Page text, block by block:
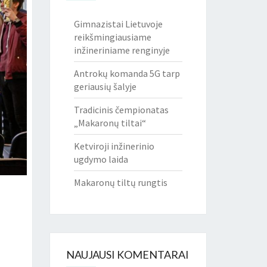
Gimnazistai Lietuvoje
reikšmingiausiame
inžineriniame renginyje
Antrokų komanda 5G tarp
geriausių šalyje
Tradicinis čempionatas
„Makaronų tiltai“
Ketviroji inžinerinio
ugdymo laida
Makaronų tiltų rungtis
NAUJAUSI KOMENTARAI